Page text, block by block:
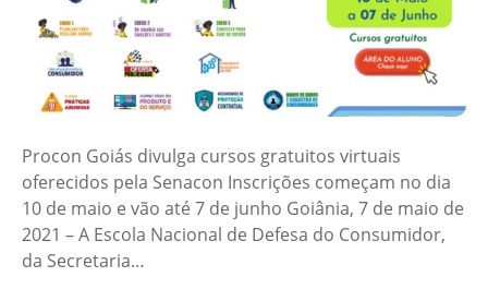
Procon Goiás divulga cursos gratuitos virtuais
oferecidos pela Senacon Inscrições começam no dia
10 de maio e vão até 7 de junho Goiânia, 7 de maio de
2021 – A Escola Nacional de Defesa do Consumidor,
da Secretaria…